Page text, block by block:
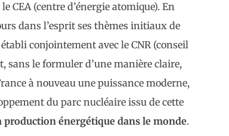
CEA (centre d’énergie atomique). En
dans l’esprit ses thèmes initiaux de
conjointement avec le CNR (conseil
sans le formuler d’une manière claire,
à nouveau une puissance moderne,
du parc nucléaire issu de cette
production énergétique dans le monde.